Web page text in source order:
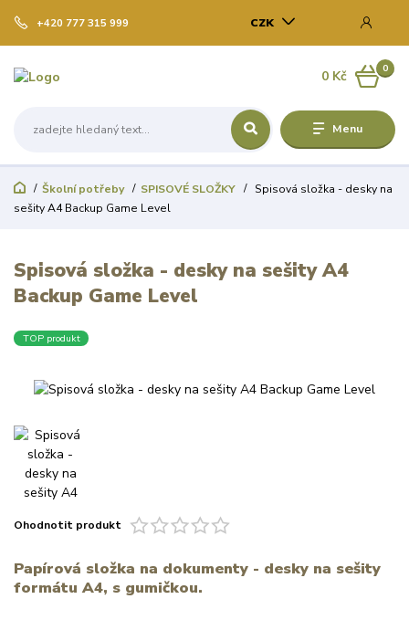
Menu
CZK
+420 777 315 999
0
0 Kč
Školní potřeby SPISOVÉ SLOŽKY
Spisová složka - desky na
sešity A4 Backup Game Level
Spisová složka - desky na sešity A4
Backup Game Level
TOP produkt
Ohodnotit produkt
Papírová složka na dokumenty - desky na sešity
formátu A4, s gumičkou.